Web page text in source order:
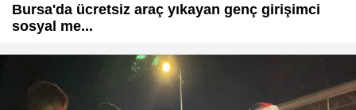
Bursa'da ücretsiz araç yıkayan genç girişimci
sosyal me...